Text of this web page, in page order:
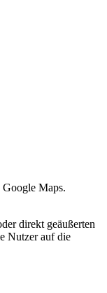
Maps.
direkt geäußerten
Nutzer auf die